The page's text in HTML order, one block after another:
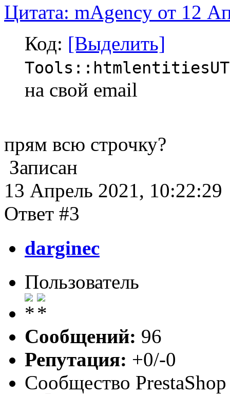
Цитата: mAgency от 12
Код: [Выделить]
на свой email
прям всю строчку?
Записан
13 Апрель 2021, 10:22:29
Ответ #3
darginec
Пользователь
Сообщений: 96
Репутация: +0/-0
Сообщество PrestaShop